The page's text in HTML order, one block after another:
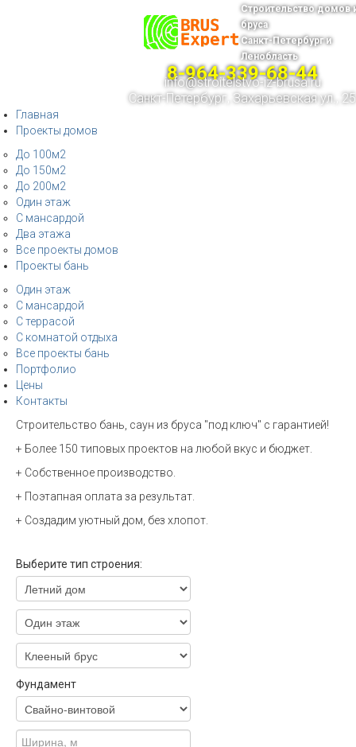
Строительство домов
бруса
Санкт-Петербург и
Ленобласть
8-964-339-68-44
info@stroitelstvo-iz-brusa.ru
Санкт-Петербург, Захарьевская ул., 25
Главная
Проекты домов
До 100м2
До 150м2
До 200м2
Один этаж
С мансардой
Два этажа
Все проекты домов
Проекты бань
Один этаж
С мансардой
С террасой
С комнатой отдыха
Все проекты бань
Портфолио
Цены
Контакты
Строительство бань, саун из бруса "под ключ" с гарантией!
+ Более 150 типовых проектов на любой вкус и бюджет.
+ Собственное производство.
+ Поэтапная оплата за результат.
+ Создадим уютный дом, без хлопот.
Выберите тип строения:
Фундамент